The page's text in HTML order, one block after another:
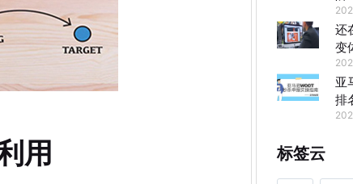
用
还
变
亚
排
标签云